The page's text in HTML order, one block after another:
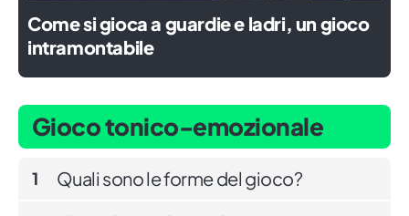
Come si gioca a guardie e ladri, un gioco
intramontabile
Gioco tonico-emozionale
1 Quali sono le forme del gioco?